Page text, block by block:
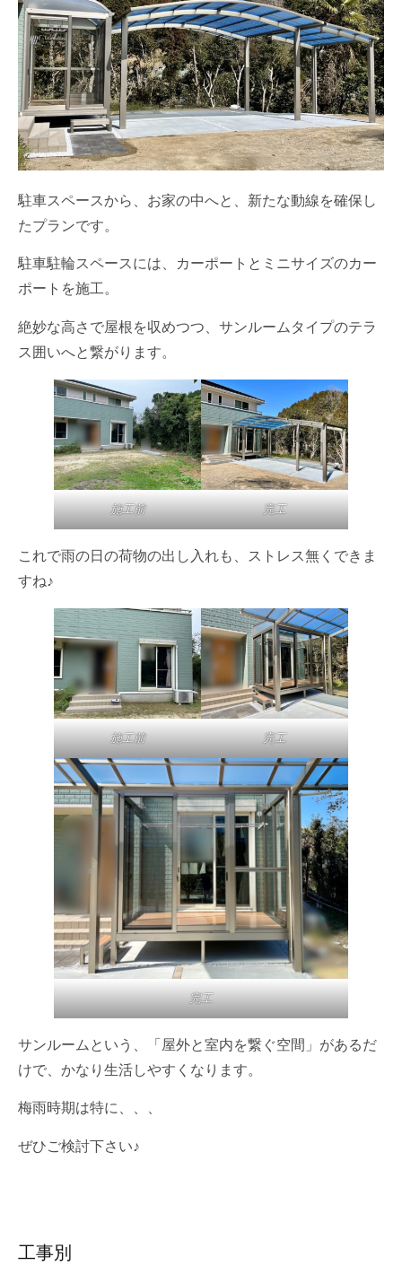
駐車スペースから、お家の中へと、新たな動線を確保し
たプランです。
駐車駐輪スペースには、カーポートとミニサイズのカー
ポートを施工。
絶妙な高さで屋根を収めつつ、サンルームタイプのテラ
ス囲いへと繋がります。
施工前 完工
これで雨の日の荷物の出し入れも、ストレス無くできま
すね♪
施工前 完工
完工
サンルームという、「屋外と室内を繋ぐ空間」があるだ
けで、かなり生活しやすくなります。
梅雨時期は特に、、、
ぜひご検討下さい♪
工事別